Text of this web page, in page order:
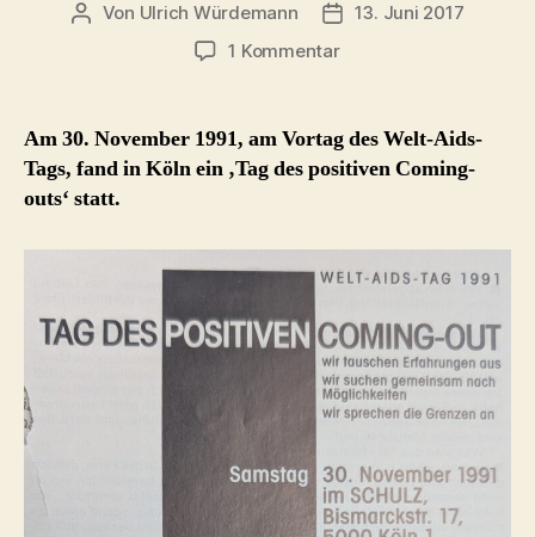
Beitragsautor
Von Ulrich Würdemann Beitragsdatum
13. Juni 2017
1 Kommentarzu
positiven
Coming-
out
Am 30. November 1991, am Vortag des Welt-Aids-
Tags, fand in Köln ein ‚Tag des positiven Coming-
outs‘ statt.